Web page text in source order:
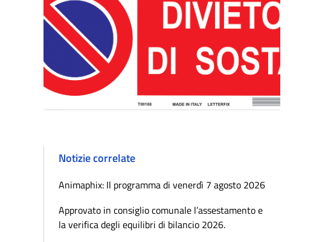
Notizie correlate
Animaphix: Il programma di venerdì 7 agosto 2026
Approvato in consiglio comunale l’assestamento e
la verifica degli equilibri di bilancio 2026.